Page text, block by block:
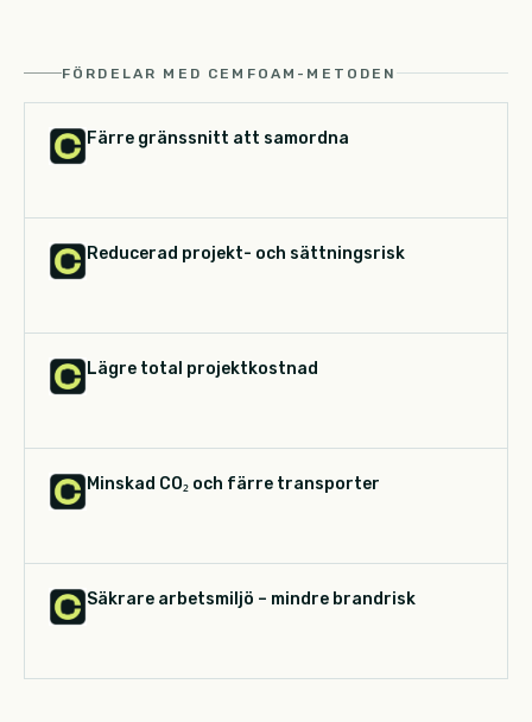
FÖRDELAR MED CEMFOAM-METODEN
Färre gränssnitt att samordna
Reducerad projekt- och sättningsrisk
Lägre total projektkostnad
Minskad CO₂ och färre transporter
Säkrare arbetsmiljö – mindre brandrisk